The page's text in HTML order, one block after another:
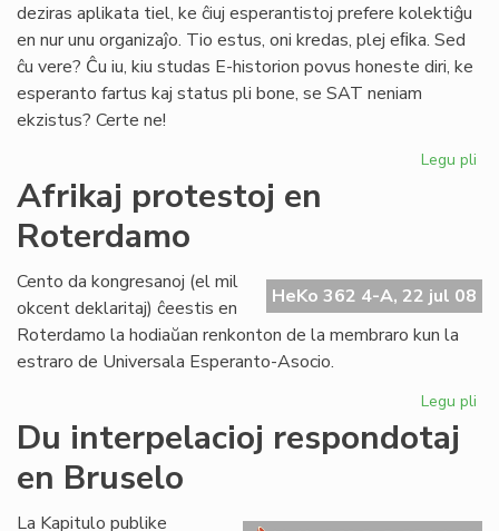
deziras aplikata tiel, ke ĉiuj esperantistoj prefere kolektiĝu
en nur unu organizaĵo. Tio estus, oni kredas, plej eﬁka. Sed
ĉu vere? Ĉu iu, kiu studas E-historion povus honeste diri, ke
esperanto fartus kaj status pli bone, se SAT neniam
ekzistus? Certe ne!
Legu pli
Afrikaj protestoj en
Roterdamo
HeKo 362 4-A, 22 jul 08
Cento da kongresanoj (el mil
okcent deklaritaj) ĉeestis en
Roterdamo la hodiaŭan renkonton de la membraro kun la
estraro de Universala Esperanto-Asocio.
Legu pli
Du interpelacioj respondotaj
en Bruselo
La Kapitulo publike